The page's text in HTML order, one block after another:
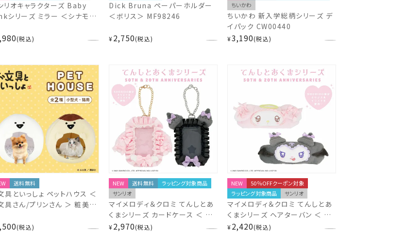
リオキャラクターズ Baby
シリーズ ミラー ＜シナモロ
税込
Dick Bruna ペーパーホルダー
＜ボリス＞ MF98246
¥2,750 税込
ちいかわ
ちいかわ 新入学総柄シリーズ デ
イパック CW00440
¥3,190 税込
送料無料
具といっしょ ペットハウス ＜
具さん/プリンさん ＞ 粧美堂
税込
NEW 送料無料
ラッピング対象商品
サンリオ
マイメロディ＆クロミ てんしとあ
くまシリーズ カードケース ＜ マ
イメロディ / クロミ ＞ サンリオ
¥2,970 税込
NEW
50％OFFクーポン対象
ラッピング対象商品
サンリオ
マイメロディ＆クロミ てんしとあ
くまシリーズ ヘアターバン ＜ マ
イメロディ / クロミ ＞ サンリオ
¥2,420 税込